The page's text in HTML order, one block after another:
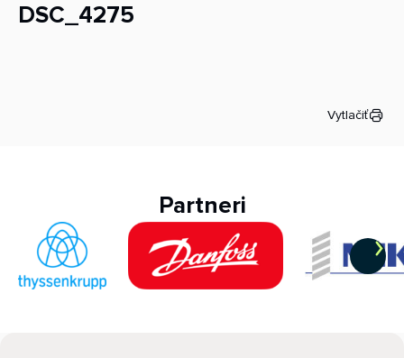
DSC_4275
Vytlačiť
Partneri